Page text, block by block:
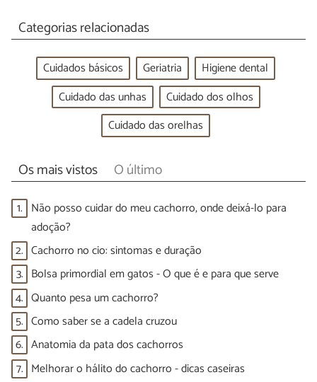
Categorias relacionadas
Cuidados básicos Geriatria
Higiene dental
Cuidado das unhas
Cuidado dos olhos
Cuidado das orelhas
Os mais vistos O último
1. Não posso cuidar do meu cachorro, onde deixá-lo para
adoção?
2. Cachorro no cio: sintomas e duração
3. Bolsa primordial em gatos - O que é e para que serve
4. Quanto pesa um cachorro?
5. Como saber se a cadela cruzou
6. Anatomia da pata dos cachorros
7. Melhorar o hálito do cachorro - dicas caseiras